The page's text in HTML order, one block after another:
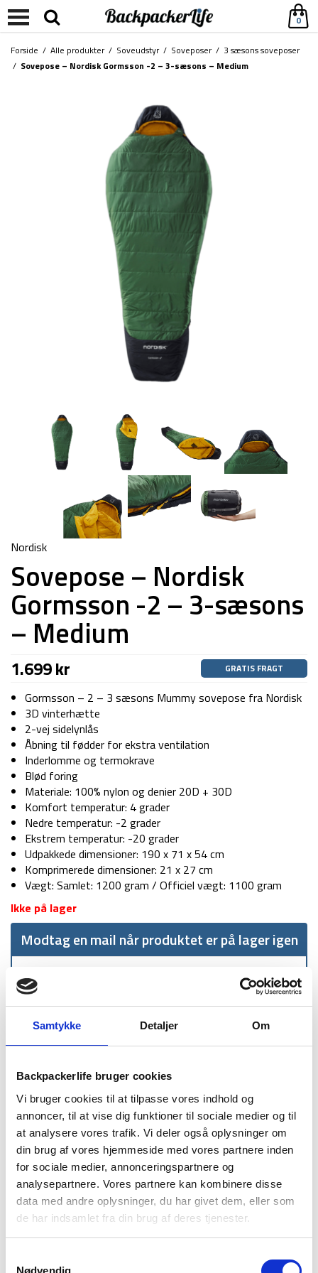
Samtykke Detaljer Om
Backpackerlife bruger cookies
Vi bruger cookies til at tilpasse vores indhold og
annoncer, til at vise dig funktioner til sociale medier og til
at analysere vores trafik. Vi deler også oplysninger om
din brug af vores hjemmeside med vores partnere inden
for sociale medier, annonceringspartnere og
analysepartnere. Vores partnere kan kombinere disse
data med andre oplysninger, du har givet dem, eller som
de har indsamlet fra din brug af deres tjenester.
Nødvendig
0
Forside / Alle produkter/ Soveudstyr/ Soveposer/ 3 sæsons soveposer
/ Sovepose – Nordisk Gormsson -2 – 3-sæsons – Medium
Nordisk
Sovepose – Nordisk
Gormsson -2 – 3-sæsons
– Medium
1.699kr GRATIS FRAGT
Gormsson – 2 – 3 sæsons Mummy sovepose fra Nordisk
3D vinterhætte
2-vej sidelynlås
Åbning til fødder for ekstra ventilation
Inderlomme og termokrave
Blød foring
Materiale: 100% nylon og denier 20D + 30D
Komfort temperatur: 4 grader
Nedre temperatur: -2 grader
Ekstrem temperatur: -20 grader
Udpakkede dimensioner: 190 x 71 x 54 cm
Komprimerede dimensioner: 21 x 27 cm
Vægt: Samlet: 1200 gram / Officiel vægt: 1100 gram
Ikke på lager
Modtag en mail når produktet er på lager igen
1-2 dages
levering
499 kr
returret
BESKRIVELSE BRAND FAQ
Gormsson -2 Mummy er en 3-sæsonssovepose designet